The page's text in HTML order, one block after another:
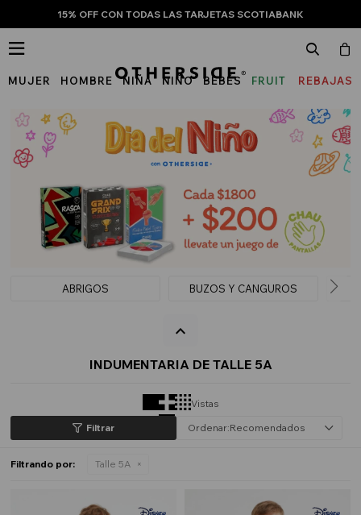
15% OFF CON TODAS LAS TARJETAS SCOTIABANK
MUJER HOMBRE NIÑA NIÑO BEBÉS
FRUIT
THE
LOOM
REBAJAS

ABRIGOS BUZOS Y CANGUROS
INDUMENTARIA DE TALLE 5A
Vistas
Recomendados
Filtrando por: Talle 5A